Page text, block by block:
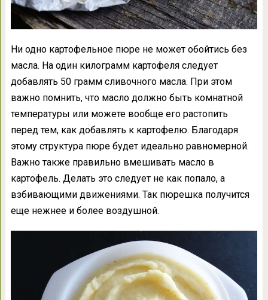
Ни одно картофельное пюре не может обойтись без
масла. На один килограмм картофеля следует
добавлять 50 грамм сливочного масла. При этом
важно помнить, что масло должно быть комнатной
температуры или можете вообще его растопить
перед тем, как добавлять к картофелю. Благодаря
этому структура пюре будет идеально равномерной.
Важно также правильно вмешивать масло в
картофель. Делать это следует не как попало, а
взбивающими движениями. Так пюрешка получится
еще нежнее и более воздушной.